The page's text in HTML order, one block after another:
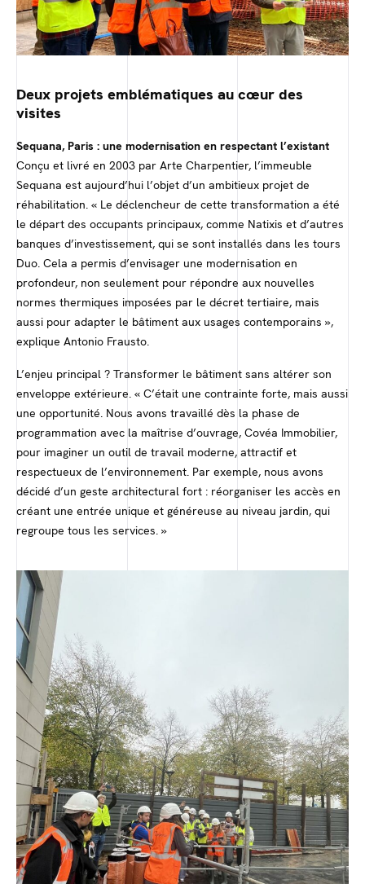
Deux projets emblématiques au cœur des
visites
Sequana, Paris : une modernisation en respectant l’existant
Conçu et livré en 2003 par Arte Charpentier, l’immeuble
Sequana est aujourd’hui l’objet d’un ambitieux projet de
réhabilitation. « Le déclencheur de cette transformation a été
le départ des occupants principaux, comme Natixis et d’autres
banques d’investissement, qui se sont installés dans les tours
Duo. Cela a permis d’envisager une modernisation en
profondeur, non seulement pour répondre aux nouvelles
normes thermiques imposées par le décret tertiaire, mais
aussi pour adapter le bâtiment aux usages contemporains »,
explique Antonio Frausto.
L’enjeu principal ? Transformer le bâtiment sans altérer son
enveloppe extérieure. « C’était une contrainte forte, mais aussi
une opportunité. Nous avons travaillé dès la phase de
programmation avec la maîtrise d’ouvrage, Covéa Immobilier,
pour imaginer un outil de travail moderne, attractif et
respectueux de l’environnement. Par exemple, nous avons
décidé d’un geste architectural fort : réorganiser les accès en
créant une entrée unique et généreuse au niveau jardin, qui
regroupe tous les services. »